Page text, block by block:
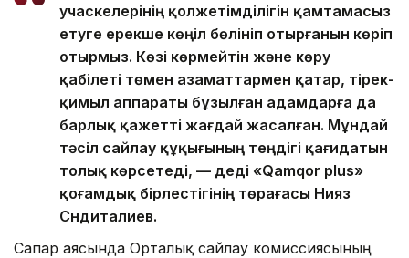
учаскелерінің қолжетімділігін қамтамасыз
етуге ерекше көңіл бөлініп отырғанын көріп
отырмыз. Көзі көрмейтін және көру
қабілеті төмен азаматтармен қатар, тірек-
қимыл аппараты бұзылған адамдарға да
барлық қажетті жағдай жасалған. Мұндай
тәсіл сайлау құқығының теңдігі қағидатын
толық көрсетеді, — деді «Qamqor plus»
қоғамдық бірлестігінің төрағасы Нияз
Сүндиталиев.
Сапар аясында Орталық сайлау комиссиясының